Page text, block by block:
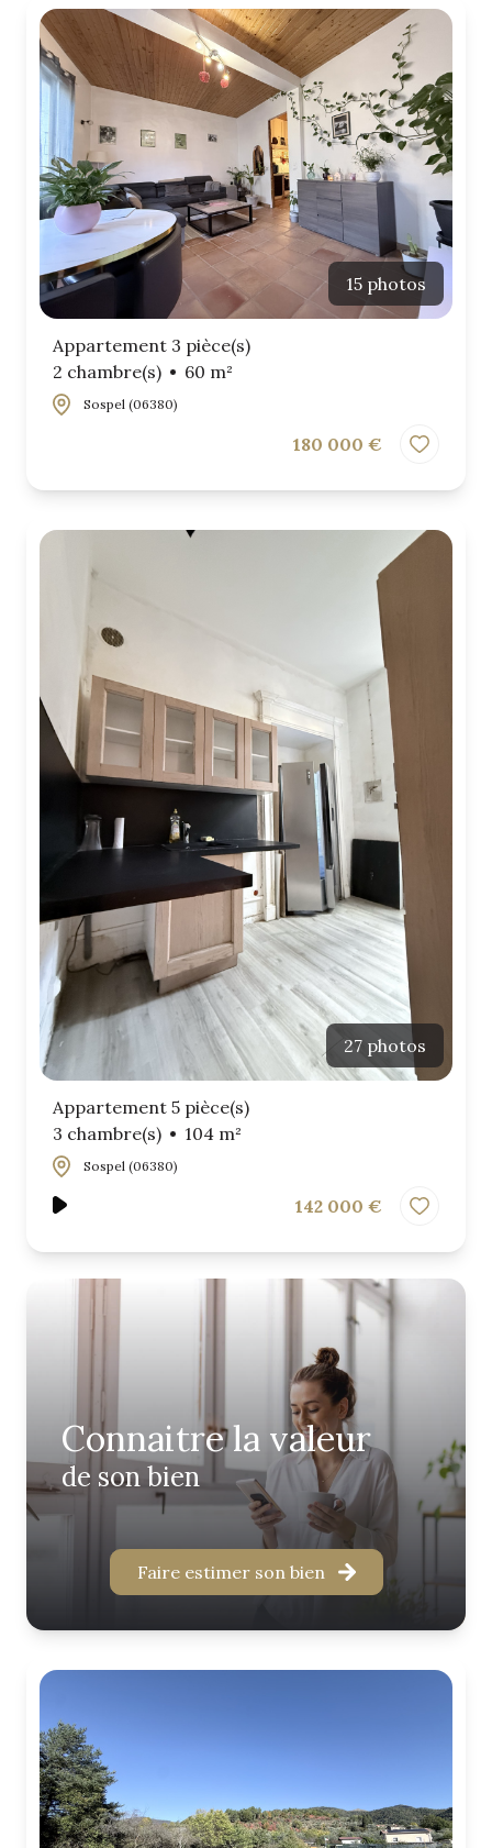
15 photos
Appartement 3 pièce(s)
2 chambre(s)
60 m²
Sospel (06380)
180 000 €
27 photos
Appartement 5 pièce(s)
3 chambre(s)
104 m²
Sospel (06380)
142 000 €
connaitre la valeur
de son bien
Faire estimer son bien